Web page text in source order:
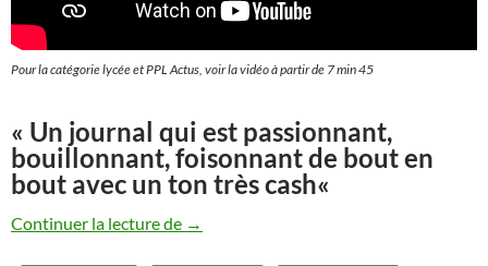
Pour la catégorie lycée etPPL Actus , voir la vidéo à partir de 7 min 45
« Un journal qui est passionnant,
bouillonnant, foisonnant de bout en
bout avec un ton très cash«
Continuer la lecture de Concours national de la presse jeune
→